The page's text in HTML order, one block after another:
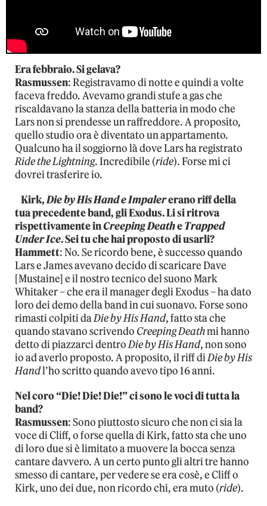
Era febbraio. Si gelava?
Rasmussen: Registravamo di notte e quindi a volte
faceva freddo. Avevamo grandi stufe a gas che
riscaldavano la stanza della batteria in modo che
Lars non si prendesse un raffreddore. A proposito,
quello studio ora è diventato un appartamento.
Qualcuno ha il soggiorno là dove Lars ha registrato
Ride the Lightning. Incredibile (ride). Forse mi ci
dovrei trasferire io.
Kirk,Die by His Hand eImpalererano riff della
tua precedente band, gli Exodus. Li si ritrova
rispettivamente inCreeping DeatheTrapped
Under Ice. Sei tu che hai proposto di usarli?
Hammett: No. Se ricordo bene, è successo quando
Lars e James avevano decido di scaricare Dave
[Mustaine] e il nostro tecnico del suono Mark
Whitaker – che era il manager degli Exodus – ha dato
loro dei demo della band in cui suonavo. Forse sono
rimasti colpiti daDie by His Hand, fatto sta che
quando stavano scrivendo Creeping Deathmi hanno
detto di piazzarci dentroDie by His Hand, non sono
io ad averlo proposto. A proposito, il riff diDie by His
Handl’ho scritto quando avevo tipo 16 anni.
Nel coro “Die! Die! Die!” ci sono le voci di tutta la
band?
Rasmussen: Sono piuttosto sicuro che non ci sia la
voce di Cliff, o forse quella di Kirk, fatto sta che uno
di loro due si è limitato a muovere la bocca senza
cantare davvero. A un certo punto gli altri tre hanno
smesso di cantare, per vedere se era cosè, e Cliff o
Kirk, uno dei due, non ricordo chi, era muto (ride).